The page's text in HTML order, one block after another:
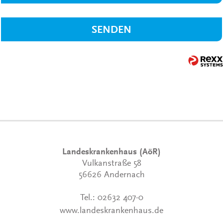
SENDEN
Landeskrankenhaus (AöR)
Vulkanstraße 58
56626 Andernach
Tel.: 02632 407-0
www.landeskrankenhaus.de